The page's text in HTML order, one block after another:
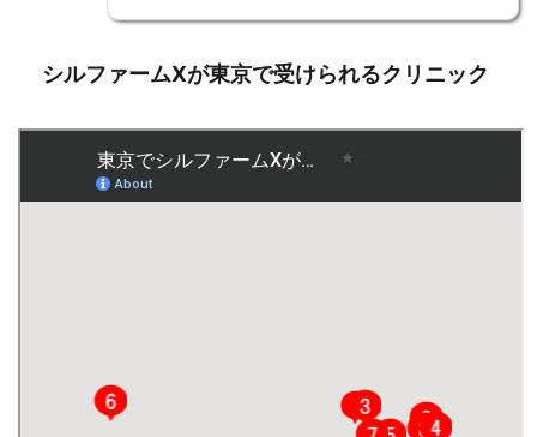
シルファームXが東京で受けられるクリニック